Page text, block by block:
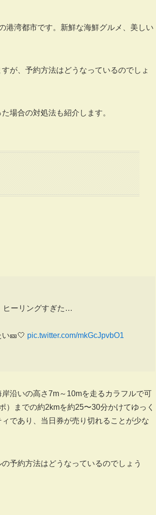
港湾都市です。新鮮な海鮮グルメ、美しい
が、予約方法はどうなっているのでしょ
場合の対処法も紹介します。
ヒーリングすぎた…
🎫🤍 pic.twitter.com/mkGcJpvbO1
沿いの高さ7m～10mを走るカラフルで可
までの約2kmを約25〜30分かけてゆっく
であり、当日券が売り切れることが少な
予約方法はどうなっているのでしょう